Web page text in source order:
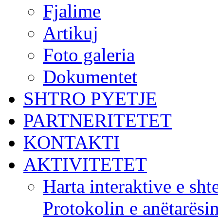
Fjalime
Artikuj
Foto galeria
Dokumentet
SHTRO PYETJE
PARTNERITETET
KONTAKTI
AKTIVITETET
Harta interaktive e
Protokolin e